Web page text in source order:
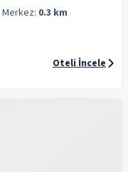
Merkez: 0.3 km
Oteli İncele